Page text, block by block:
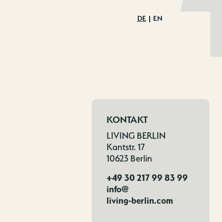
DE EN
KONTAKT
LIVING BERLIN
Kantstr. 17
10623 Berlin
+49 30 217 99 83 99
info@
living-berlin.com